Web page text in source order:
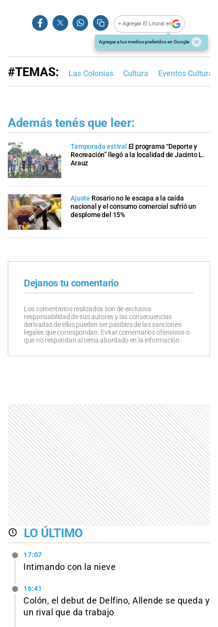
+ Agregar El Litoral en
Agregar a tus medios preferidos en Google
#TEMAS: Las Colonias Cultura Eventos
Además tenés que leer:
Temporada estival El programa “Deporte y
Recreación” llegó a la localidad de Jacinto L.
Arauz
Ajuste Rosario no le escapa a la caída
nacional y el consumo comercial sufrió un
desplome del 15%
Dejanos tu comentario
Los comentarios realizados son de exclusiva
responsabilidad de sus autores y las consecuencias
derivadas de ellos pueden ser pasibles de las sanciones
legales que correspondan. Evitar comentarios ofensivos o
que no respondan al tema abordado en la información.
LO ÚLTIMO
17:07
Intimando con la nieve
16:41
Colón, el debut de Delfino, Allende se queda y
un rival que da trabajo